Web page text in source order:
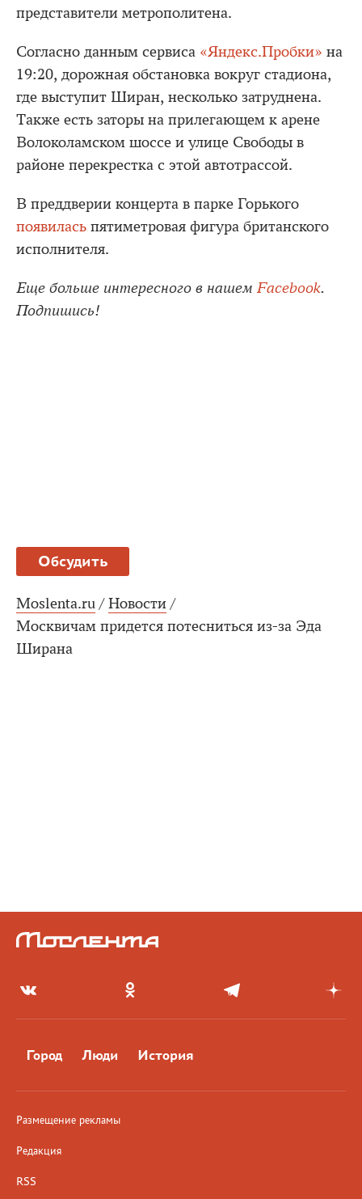
представители метрополитена.
Согласно данным сервиса «Яндекс.Пробки» на
19:20, дорожная обстановка вокруг стадиона,
где выступит Ширан, несколько затруднена.
Также есть заторы на прилегающем к арене
Волоколамском шоссе и улице Свободы в
районе перекрестка с этой автотрассой.
В преддверии концерта в парке Горького
появилась пятиметровая фигура британского
исполнителя.
Еще больше интересного в нашем Facebook.
Подпишись!
Обсудить
Moslenta.ru / Новости /
Москвичам придется потесниться из-за Эда
Ширана
Город Люди История
Размещение рекламы
Редакция
RSS